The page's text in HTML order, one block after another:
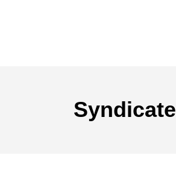
Syndicate